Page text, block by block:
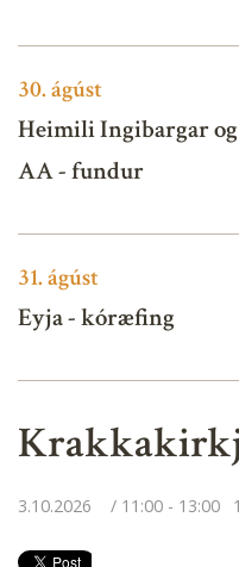
30.ágúst
Heimili Ingibargar og
AA - fundur
31.ágúst
Eyja - kóræfing
3.10.2026 11:00 - 13:00